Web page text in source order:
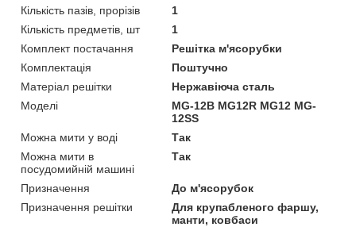
Кількість пазів, прорізів
1
Кількість предметів, шт
1
Комплект постачання
Решітка м'ясорубки
Комплектація
Поштучно
Матеріал решітки
Нержавіюча сталь
Моделі
MG-12B MG12R MG12 MG-
12SS
Можна мити у воді
Так
Можна мити в
посудомийній машині
Так
Призначення
До м'ясорубок
Призначення решітки
Для крупабленого фаршу,
манти, ковбаси